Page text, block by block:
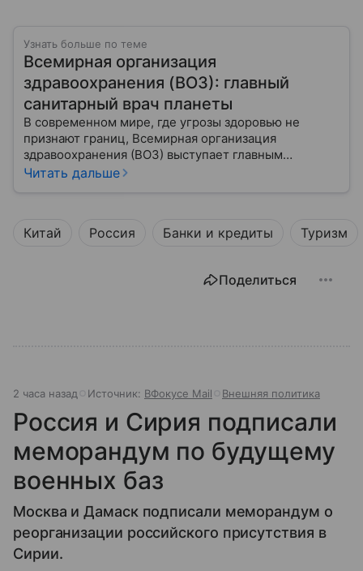
Узнать больше по теме
Всемирная организация
здравоохранения (ВОЗ): главный
санитарный врач планеты
В современном мире, где угрозы здоровью не
признают границ, Всемирная организация
здравоохранения (ВОЗ) выступает главным
координатором глобального здравоохранения. Эта
миллиардов людей. Как устроен этот «командный
Читать дальше
Китай Россия Банки и кредиты Туризм
Поделиться
2 часа назад Источник: ВФокусе Mail Внешняя политика
Россия и Сирия подписали
меморандум по будущему
военных баз
Москва и Дамаск подписали меморандум о
реорганизации российского присутствия в
Сирии.